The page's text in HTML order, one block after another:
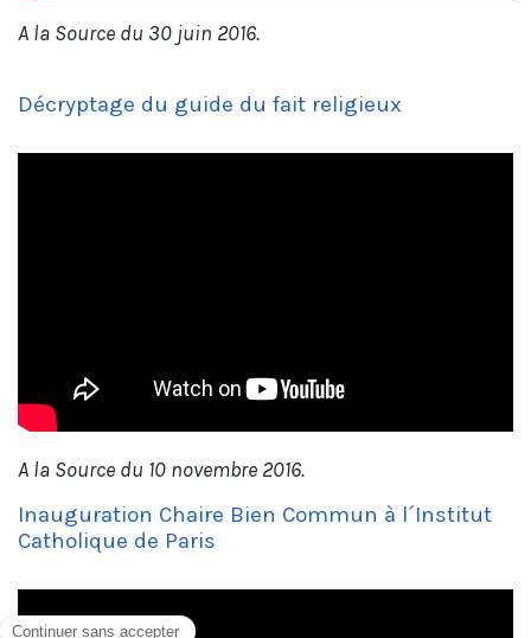
A la Source du 30 juin 2016.
Décryptage du guide du fait religieux
A la Source du 10 novembre 2016.
Inauguration Chaire Bien Commun à l´Institut
Catholique de Paris